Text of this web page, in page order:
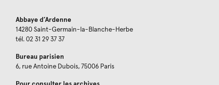
Abbaye d’Ardenne
14280 Saint-Germain-la-Blanche-Herbe
tél. 02 31 29 37 37
Bureau parisien
6, rue Antoine Dubois, 75006 Paris